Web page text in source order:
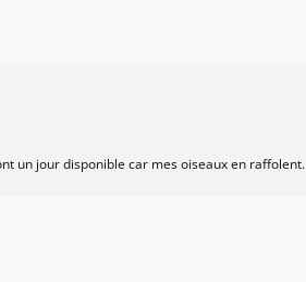
un jour disponible car mes oiseaux en raffolent.